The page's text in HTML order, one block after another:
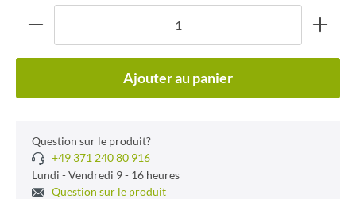
Ajouter au panier
Question sur le produit?
+49 371 240 80 916
Lundi - Vendredi 9 - 16 heures
Question sur le produit